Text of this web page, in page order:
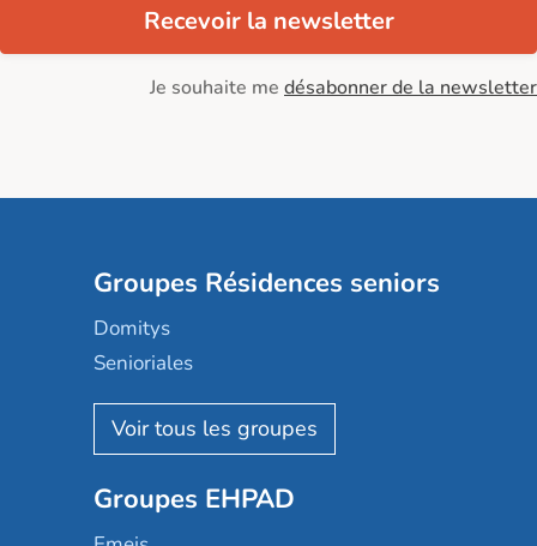
Recevoir la newsletter
Je souhaite me désabonner de la newsletter
Groupes Résidences seniors
Domitys
Senioriales
Nohée
Les Résidentiels
Mobicap
Domusvi
Groupes EHPAD